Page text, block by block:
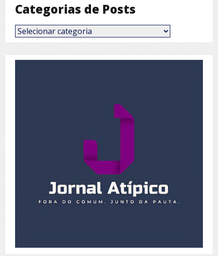
Categorias de Posts
Categorias
de